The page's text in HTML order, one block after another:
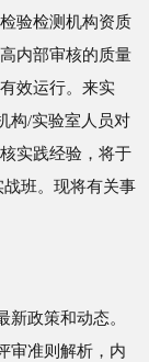
验检测机构资质
内部审核的质量
效运行。来实
构/实验室人员对
实践经验，将于
班。现将有关事
政策和动态。
准则解析，内